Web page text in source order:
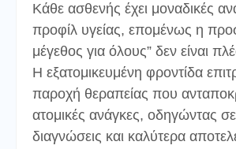
Κάθε ασθενής έχει μοναδικές
προφίλ υγείας, επομένως η
μέγεθος για όλους” δεν είναι
Η εξατομικευμένη φροντίδα
παροχή θεραπείας που
ατομικές ανάγκες, οδηγώντας
διαγνώσεις και καλύτερα